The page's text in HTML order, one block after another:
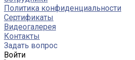
Политика конфиденциальности
Сертификаты
Видеогалерея
Контакты
Задать вопрос
Войти